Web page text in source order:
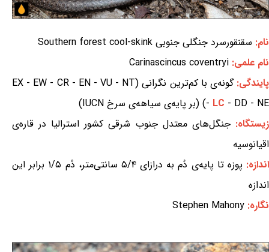
نام: سقنقورسرد جنگلی جنوبی Southern forest cool-skink
نام علمی: Carinascincus coventryi
پایندگی:
گونه‌ی با کم‌ترین نگرانی (EX - EW - CR - EN - VU - NT
- LC - DD - NE) (بر پایه‌ی سیاهه‌ی سرخ IUCN)
زیستگاه:جنگل‌های معتدل جنوب شرقی کشور استرالیا در قاره‌ی
اقیانوسیه
اندازه:
پوزه تا پایه‌ی دُم به درازای ۵/۴ سانتی‌متر، دُم ۱/۵ برابر این
اندازه
نگاره: Stephen Mahony